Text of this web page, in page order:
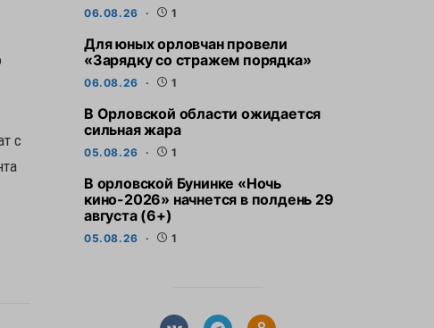
с
06.08.26 1
Для юных орловчан провели
«Зарядку со стражем порядка»
06.08.26 1
В Орловской области ожидается
сильная жара
05.08.26 1
В орловской Бунинке «Ночь
кино-2026» начнется в полдень 29
августа (6+)
05.08.26 1